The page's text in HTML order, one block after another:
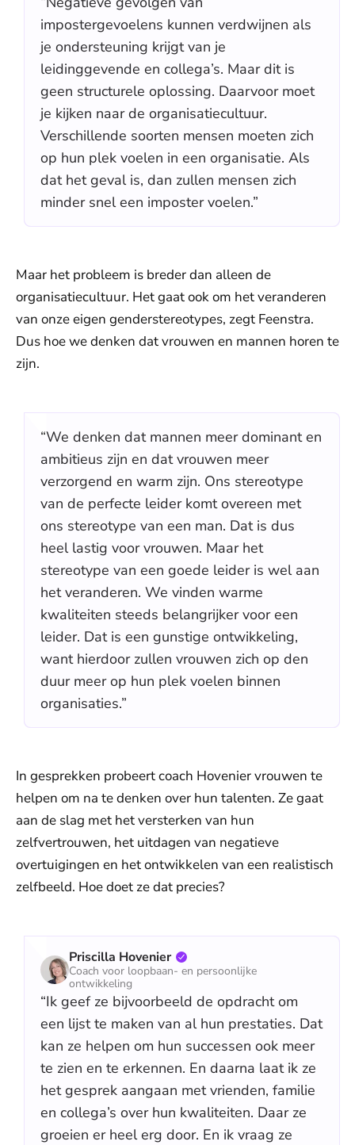
impostergevoelens kunnen verdwijnen als
je ondersteuning krijgt van je
leidinggevende en collega’s. Maar dit is
geen structurele oplossing. Daarvoor moet
je kijken naar de organisatiecultuur.
Verschillende soorten mensen moeten zich
op hun plek voelen in een organisatie. Als
dat het geval is, dan zullen mensen zich
minder snel een imposter voelen.”
Maar het probleem is breder dan alleen de
organisatiecultuur. Het gaat ook om het veranderen
van onze eigen genderstereotypes, zegt Feenstra.
Dus hoe we denken dat vrouwen en mannen horen te
zijn.
“We denken dat mannen meer dominant en
ambitieus zijn en dat vrouwen meer
verzorgend en warm zijn. Ons stereotype
van de perfecte leider komt overeen met
ons stereotype van een man. Dat is dus
heel lastig voor vrouwen. Maar het
stereotype van een goede leider is wel aan
het veranderen. We vinden warme
kwaliteiten steeds belangrijker voor een
leider. Dat is een gunstige ontwikkeling,
want hierdoor zullen vrouwen zich op den
duur meer op hun plek voelen binnen
organisaties.”
In gesprekken probeert coach Hovenier vrouwen te
helpen om na te denken over hun talenten. Ze gaat
aan de slag met het versterken van hun
zelfvertrouwen, het uitdagen van negatieve
overtuigingen en het ontwikkelen van een realistisch
zelfbeeld. Hoe doet ze dat precies?
Priscilla Hovenier
Coach voor loopbaan- en persoonlijke
ontwikkeling
“Ik geef ze bijvoorbeeld de opdracht om
een lijst te maken van al hun prestaties. Dat
kan ze helpen om hun successen ook meer
te zien en te erkennen. En daarna laat ik ze
het gesprek aangaan met vrienden, familie
en collega’s over hun kwaliteiten. Daar ze
groeien er heel erg door. En ik vraag ze